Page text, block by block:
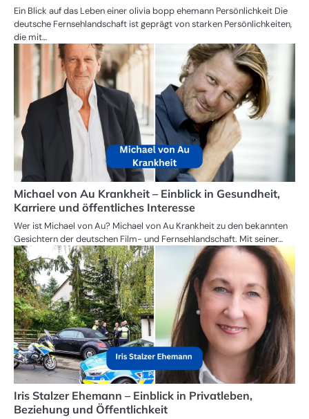
Ein Blick auf das Leben einer olivia bopp ehemann Persönlichkeit Die
deutsche Fernsehlandschaft ist geprägt von starken Persönlichkeiten,
die mit…
Michael von Au Krankheit – Einblick in Gesundheit,
Karriere und öffentliches Interesse
Wer ist Michael von Au? Michael von Au Krankheit zu den bekannten
Gesichtern der deutschen Film- und Fernsehlandschaft. Mit seiner…
Iris Stalzer Ehemann – Einblick in Privatleben,
Beziehung und Öffentlichkeit